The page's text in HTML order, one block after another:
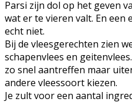
Parsi zijn dol op het geven
wat er te vieren valt. En een
echt niet.
Bij de vleesgerechten zien
schapenvlees en
zo snel aantreffen maar
andere vleessoort kiezen.
Je zult voor een aantal